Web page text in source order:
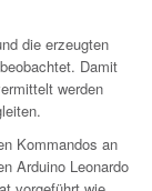
die erzeugten
Damit
werden
Kommandos an
Arduino Leonardo